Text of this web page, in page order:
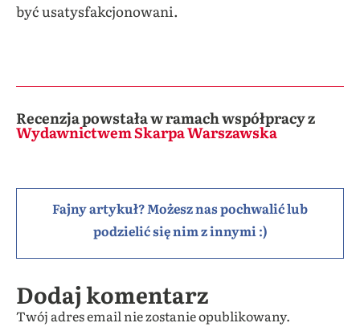
być usatysfakcjonowani.
Recenzja powstała w ramach współpracy z
Wydawnictwem Skarpa Warszawska
Fajny artykuł? Możesz nas pochwalić lub
podzielić się nim z innymi :)
Dodaj komentarz
Twój adres email nie zostanie opublikowany.